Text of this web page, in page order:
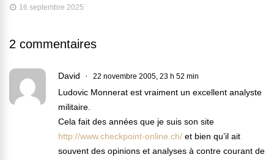
16 septembre 2025
2 commentaires
David 22 novembre 2005, 23 h 52 min
Ludovic Monnerat est vraiment un excellent analyste
militaire.
Cela fait des années que je suis son site
http://www.checkpoint-online.ch/ et bien qu’il ait
souvent des opinions et analyses à contre courant de